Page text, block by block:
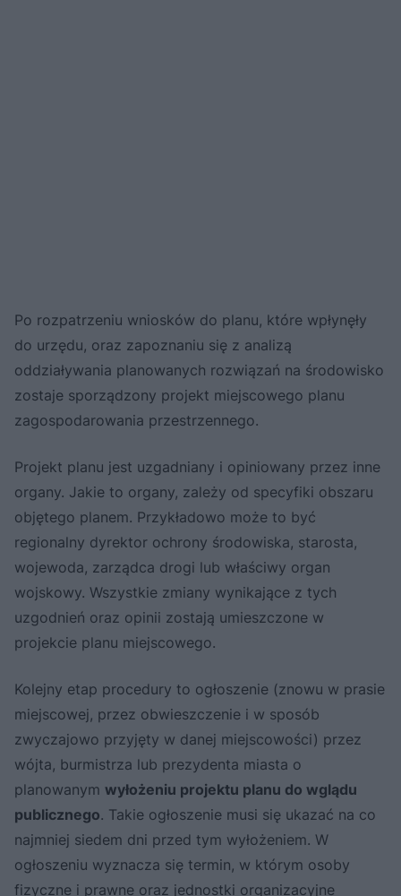
Po rozpatrzeniu wniosków do planu, które wpłynęły
do urzędu, oraz zapoznaniu się z analizą
oddziaływania planowanych rozwiązań na środowisko
zostaje sporządzony projekt miejscowego planu
zagospodarowania przestrzennego.
Projekt planu jest uzgadniany i opiniowany przez inne
organy. Jakie to organy, zależy od specyfiki obszaru
objętego planem. Przykładowo może to być
regionalny dyrektor ochrony środowiska, starosta,
wojewoda, zarządca drogi lub właściwy organ
wojskowy. Wszystkie zmiany wynikające z tych
uzgodnień oraz opinii zostają umieszczone w
projekcie planu miejscowego.
Kolejny etap procedury to ogłoszenie (znowu w prasie
miejscowej, przez obwieszczenie i w sposób
zwyczajowo przyjęty w danej miejscowości) przez
wójta, burmistrza lub prezydenta miasta o
planowanym wyłożeniu projektu planu do wglądu
publicznego. Takie ogłoszenie musi się ukazać na co
najmniej siedem dni przed tym wyłożeniem. W
ogłoszeniu wyznacza się termin, w którym osoby
fizyczne i prawne oraz jednostki organizacyjne